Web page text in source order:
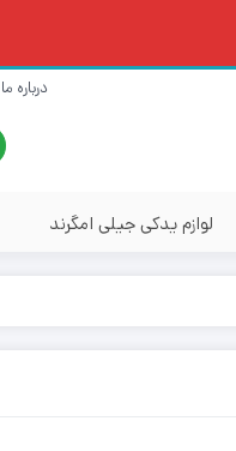
درباره ما
لوازم یدکی جیلی امگرند